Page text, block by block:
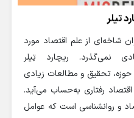
تیلر
شاخه‌ای از علم اقتصاد مورد
نمی‌گذرد. ریچارد تِیلر
تحقیق و مطالعات زیادی
رفتاری به‌حساب می‌آید.
و روانشناسی است که عوامل